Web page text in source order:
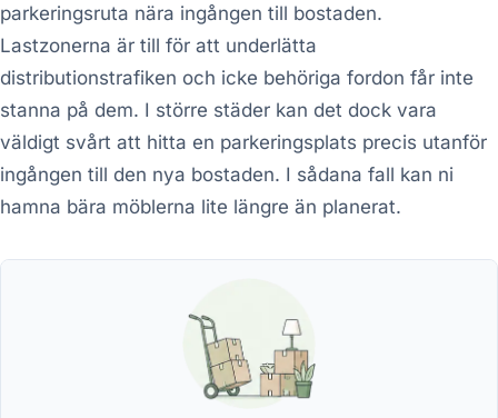
parkeringsruta nära ingången till bostaden.
Lastzonerna är till för att underlätta
distributionstrafiken och icke behöriga fordon får inte
stanna på dem. I större städer kan det dock vara
väldigt svårt att hitta en parkeringsplats precis utanför
ingången till den nya bostaden. I sådana fall kan ni
hamna bära möblerna lite längre än planerat.